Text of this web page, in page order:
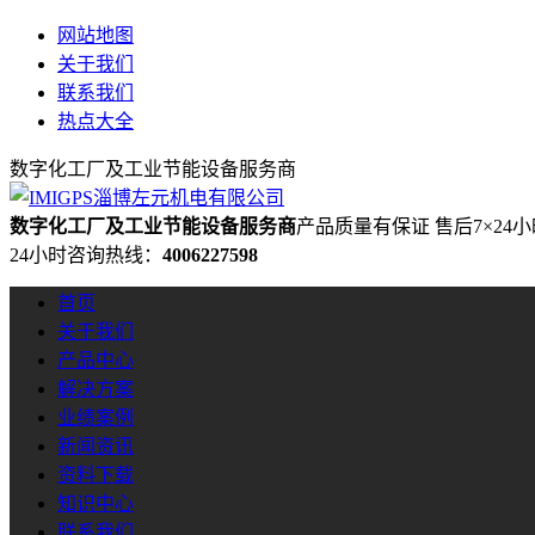
网站地图
关于我们
联系我们
热点大全
数字化工厂及工业节能设备服务商
数字化工厂及工业节能设备服务商产品质量有保证 售后7×24
24小时咨询热线： 4006227598
首页
关于我们
产品中心
解决方案
业绩案例
新闻资讯
资料下载
知识中心